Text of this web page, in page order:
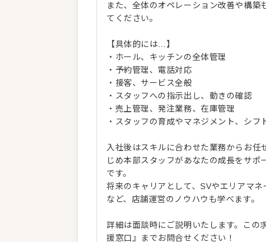
また、全体のオペレーション改善や構築
てください。
【具体的には…】
・ホール、キッチンの全体管理
・予約管理、電話対応
・接客、サービス全般
・スタッフへの指示出し、動きの確認
・売上管理、発注業務、在庫管理
・スタッフの育成やマネジメント、シ
入社後はスキルに合わせた業務からお任
じめ本部スタッフがあなたの成長をサ
です。
将来のキャリアとして、SVやエリアマ
など、店舗運営のノウハウも学べます。
詳細は面談時にご説明いたします。この
援窓口』までお問合せください！